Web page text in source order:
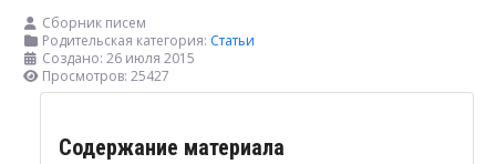
Сборник писем
Родительская категория: Статьи
Создано: 26 июля 2015
Просмотров: 25427
Содержание материала